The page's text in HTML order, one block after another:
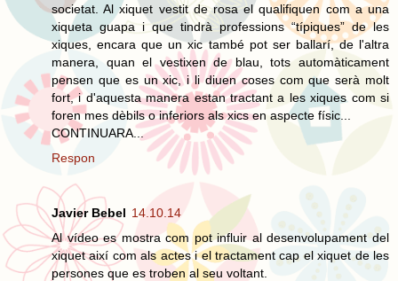
societat. Al xiquet vestit de rosa el qualifiquen com a una
xiqueta guapa i que tindrà professions “típiques” de les
xiques, encara que un xic també pot ser ballarí, de l'altra
manera, quan el vestixen de blau, tots automàticament
pensen que es un xic, i li diuen coses com que serà molt
fort, i d'aquesta manera estan tractant a les xiques com si
foren mes dèbils o inferiors als xics en aspecte físic...
CONTINUARA...
Respon
Javier Bebel 14.10.14
Al vídeo es mostra com pot influir al desenvolupament del
xiquet així com als actes i el tractament cap el xiquet de les
persones que es troben al seu voltant.